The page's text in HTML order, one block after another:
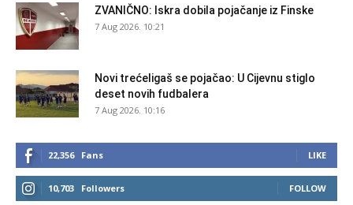
ZVANIČNO: Iskra dobila pojačanje iz Finske
7 Aug 2026. 10:21
Novi trećeligaš se pojačao: U Cijevnu stiglo
deset novih fudbalera
7 Aug 2026. 10:16
22,356 Fans LIKE
10,703 Followers FOLLOW